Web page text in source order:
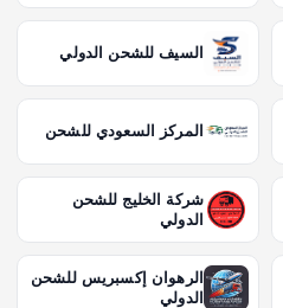
السيف للشحن الدولي
المركز السعودي للشحن
شركة الخليج للشحن
الدولي
الرهوان إكسبريس للشحن
الدولي